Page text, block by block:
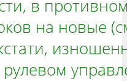
в
на новые